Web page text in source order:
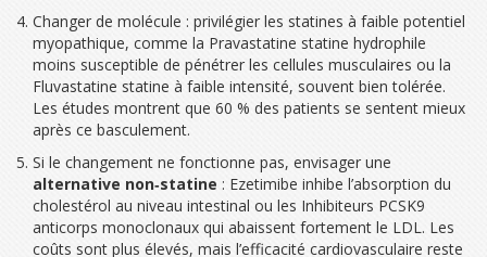
Changer de molécule : privilégier les statines à faible potentiel
myopathique, comme la Pravastatine statine hydrophile
moins susceptible de pénétrer les cellules musculaires ou la
Fluvastatine statine à faible intensité, souvent bien tolérée.
Les études montrent que 60 % des patients se sentent mieux
après ce basculement.
Si le changement ne fonctionne pas, envisager une
alternative non‑statine : Ezetimibe inhibe l’absorption du
cholestérol au niveau intestinal ou les Inhibiteurs PCSK9
anticorps monoclonaux qui abaissent fortement le LDL . Les
coûts sont plus élevés, mais l’efficacité cardiovasculaire reste